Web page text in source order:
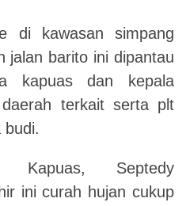
di kawasan simpang
jalan barito ini dipantau
kapuas dan kepala
terkait serta plt
budi.
Kapuas, Septedy
ini curah hujan cukup